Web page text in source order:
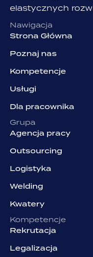
elastycznych
Nawigacja
Strona Główna
Poznaj nas
Kompetencje
Usługi
Dla pracownika
Grupa
Agencja pracy
Outsourcing
Logistyka
Welding
Kwatery
Kompetencje
Rekrutacja
Legalizacja